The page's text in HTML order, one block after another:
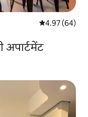
औसत रेटिंग 5 में
4.97 (64)
अपार्टमेंट